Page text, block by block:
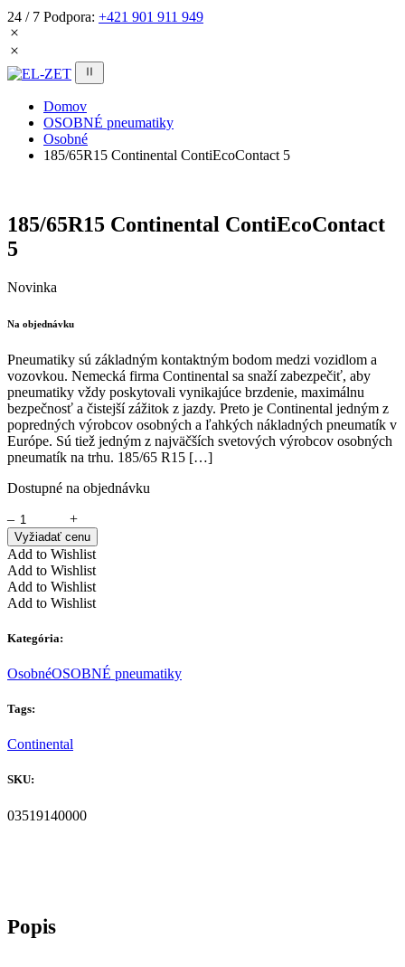
24 / 7 Podpora: +421 901 911 949
Domov
OSOBNÉ pneumatiky
Osobné
185/65R15 Continental ContiEcoContact 5
185/65R15 Continental ContiEcoContact
5
Novinka
Na objednávku
Pneumatiky sú základným kontaktným bodom medzi vozidlom a
vozovkou. Nemecká firma Continental sa snaží zabezpečiť, aby
pneumatiky vždy poskytovali vynikajúce brzdenie, maximálnu
bezpečnosť a čistejší zážitok z jazdy. Preto je Continental jedným z
popredných výrobcov osobných a ľahkých nákladných pneumatík v
Európe. Sú tiež jedným z najväčších svetových výrobcov osobných
pneumatík na trhu. 185/65 R15 […]
Dostupné na objednávku
–
+
Vyžiadať cenu
Add to Wishlist
Add to Wishlist
Add to Wishlist
Add to Wishlist
Kategória:
OsobnéOSOBNÉ pneumatiky
Tags:
Continental
SKU:
03519140000